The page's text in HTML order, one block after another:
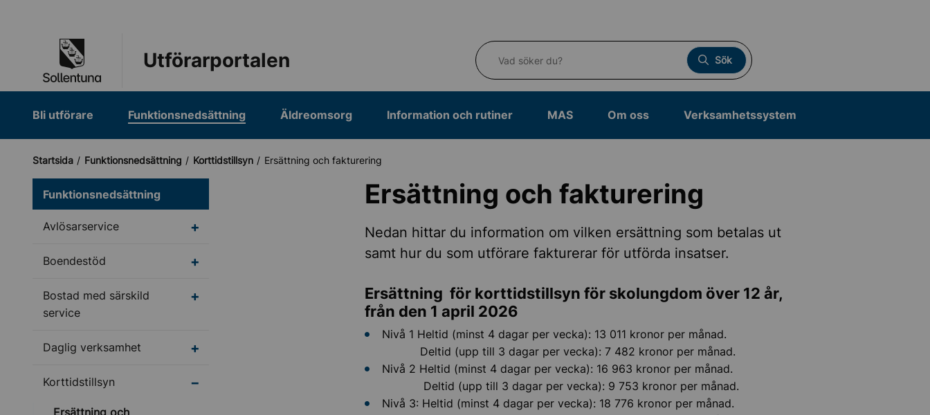
Utförarportalen
Vad söker du?
Sök
Bli utförare Funktionsnedsättning Äldreomsorg Information och rutiner MAS Om oss Verksamhetssystem
Startsida Funktionsnedsättning Korttidstillsyn Ersättning och fakturering
Funktionsnedsättning
Avlösarservice Undermeny för Avlösarservice
Boendestöd Undermeny för Boendestöd
Bostad med särskild
service
Undermeny för Bostad med särskild service
Daglig verksamhet Undermeny för Daglig verksamhet
Korttidstillsyn Undermeny för Korttidstillsyn
Ersättning och
Ersättning och fakturering
Nedan hittar du information om vilken ersättning som betalas ut
samt hur du som utförare fakturerar för utförda insatser.
Ersättning för korttidstillsyn för skolungdom över 12 år,
från den 1 april 2026
Nivå 1 Heltid (minst 4 dagar per vecka): 13 011 kronor per månad.
Deltid (upp till 3 dagar per vecka): 7 482 kronor per månad.
Nivå 2 Heltid (minst 4 dagar per vecka): 16 963 kronor per månad.
Deltid (upp till 3 dagar per vecka): 9 753 kronor per månad.
Nivå 3: Heltid (minst 4 dagar per vecka): 18 776 kronor per månad.